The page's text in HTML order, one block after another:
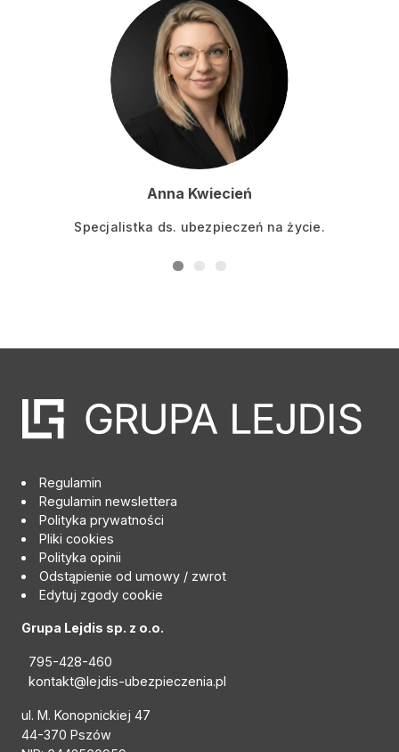
Anna Kwiecień
Specjalistka ds. ubezpieczeń na życie.
Regulamin
Regulamin newslettera
Polityka prywatności
Pliki cookies
Polityka opinii
Odstąpienie od umowy / zwrot
Edytuj zgody cookie
Grupa Lejdis sp. z o.o.
795-428-460
kontakt@lejdis-ubezpieczenia.pl
ul. M. Konopnickiej 47
44-370 Pszów